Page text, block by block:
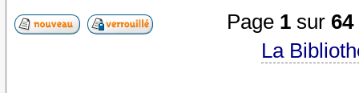
Page 1 sur 64
La